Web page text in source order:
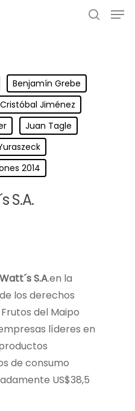
Benjamín Grebe
Cristóbal Jiménez
Juan Tagle
2014
S.A.
Watt´s S.A.en la
los derechos
del Maipo
líderes en
de consumo
US$38,5